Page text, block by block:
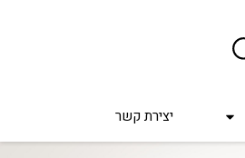
יצירת קשר